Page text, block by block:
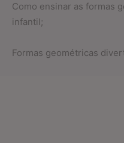
Como ensinar as formas
infantil;
Formas geométricas